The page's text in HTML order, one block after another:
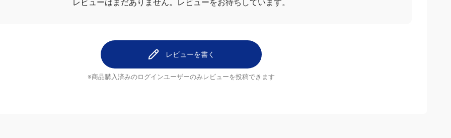
レビューはまだありません。 レビューをお待ちしています。
レビューを書く
※商品購入済みのログインユーザーのみ レビューを投稿できます